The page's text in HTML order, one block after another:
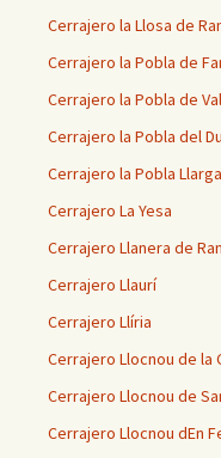
Cerrajero la Llosa de
Cerrajero la Pobla de
Cerrajero la Pobla de
Cerrajero la Pobla del
Cerrajero la Pobla Llarga
Cerrajero La Yesa
Cerrajero Llanera de
Cerrajero Llaurí
Cerrajero Llíria
Cerrajero Llocnou de la
Cerrajero Llocnou de
Cerrajero Llocnou dEn